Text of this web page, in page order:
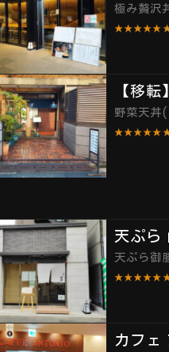
極み贅
【移
野菜天丼
天ぷら
天ぷら
カフェ